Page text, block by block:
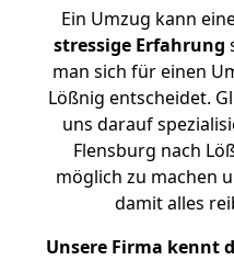
Ein Umzug kann
stressige Erfahrung
man sich für einen
Lößnig entscheidet.
uns darauf
Flensburg nach
möglich zu machen
damit alles
Unsere Firma kennt